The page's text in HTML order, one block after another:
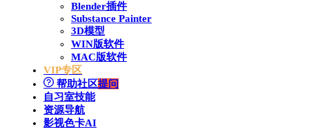
Blender插件
Substance Painter
3D模型
WIN版软件
MAC版软件
VIP专区
帮助社区提问
自习室技能
资源导航
影视色卡AI